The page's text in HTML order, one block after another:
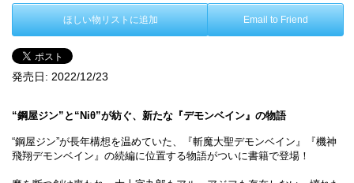
ほしい物リストに追加 Email to Friend
発売日: 2022/12/23
“鋼屋ジン”と“Niθ”が紡ぐ、新たな『デモンベイン』の物語
“鋼屋ジン”が長年構想を温めていた、『斬魔大聖デモンベイン』『機神
飛翔デモンベイン』の続編に位置する物語がついに書籍で登場！